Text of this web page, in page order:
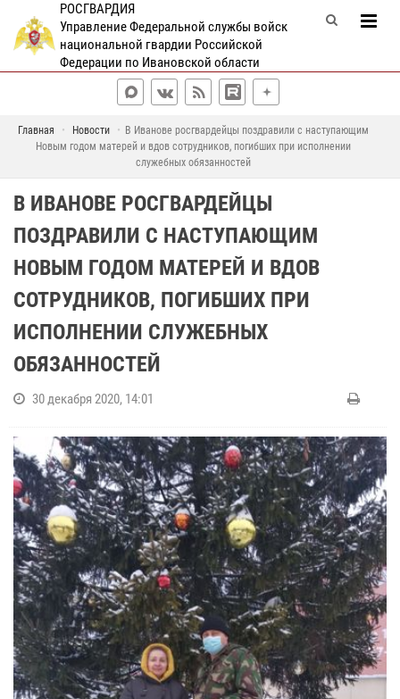
РОСГВАРДИЯ
Управление Федеральной службы войск
национальной гвардии Российской
Федерации по Ивановской области
Главная Новости
В Иванове росгвардейцы поздравили с наступающим
Новым годом матерей и вдов сотрудников, погибших при исполнении
служебных обязанностей
В ИВАНОВЕ РОСГВАРДЕЙЦЫ
ПОЗДРАВИЛИ С НАСТУПАЮЩИМ
НОВЫМ ГОДОМ МАТЕРЕЙ И ВДОВ
СОТРУДНИКОВ, ПОГИБШИХ ПРИ
ИСПОЛНЕНИИ СЛУЖЕБНЫХ
ОБЯЗАННОСТЕЙ
30 декабря 2020, 14:01